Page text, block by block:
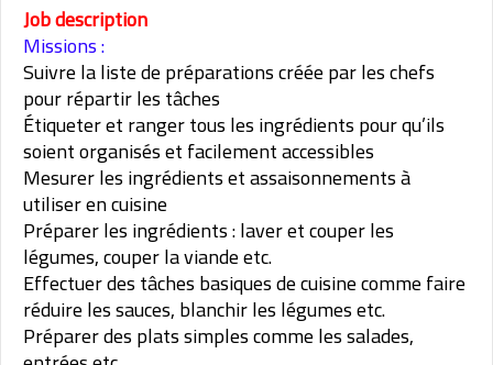
Job description
Missions :
Suivre la liste de préparations créée par les chefs
pour répartir les tâches
Étiqueter et ranger tous les ingrédients pour qu’ils
soient organisés et facilement accessibles
Mesurer les ingrédients et assaisonnements à
utiliser en cuisine
Préparer les ingrédients : laver et couper les
légumes, couper la viande etc.
Effectuer des tâches basiques de cuisine comme faire
réduire les sauces, blanchir les légumes etc.
Préparer des plats simples comme les salades,